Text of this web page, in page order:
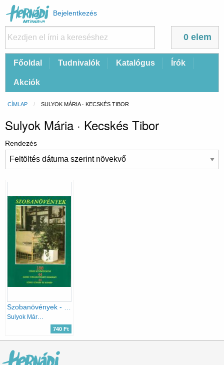
Felhasználói
fiók
menüje
Bejelentkezés
0 elem
FőFőoldal Tudnivalók Katalógus Írók
Akciók
Morzsa
CÍMLAP CURRENT:
SULYOK MÁRIA · KECSKÉS TIBOR
Sulyok Mária · Kecskés Tibor
Rendezés
740 Ft